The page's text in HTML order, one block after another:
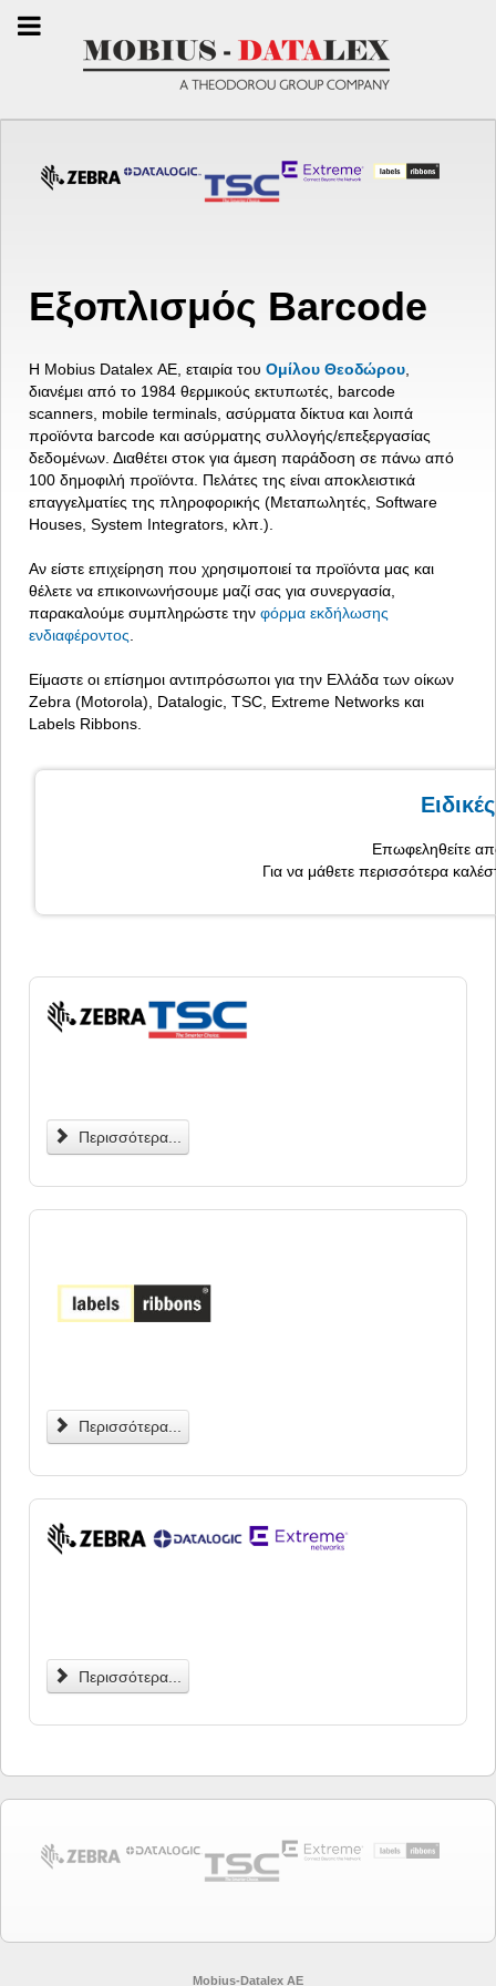
Εξοπλισμός Barcode
Η Mobius Datalex ΑΕ, εταιρία του Ομίλου Θεοδώρου,
διανέμει από το 1984 θερμικούς εκτυπωτές, barcode
scanners, mobile terminals, ασύρματα δίκτυα και λοιπά
προϊόντα barcode και ασύρματης συλλογής/επεξεργασίας
δεδομένων. Διαθέτει στοκ για άμεση παράδοση σε πάνω από
100 δημοφιλή προϊόντα. Πελάτες της είναι αποκλειστικά
επαγγελματίες της πληροφορικής (Μεταπωλητές, Software
Houses, System Integrators, κλπ.).
Αν είστε επιχείρηση που χρησιμοποιεί τα προϊόντα μας και
θέλετε να επικοινωνήσουμε μαζί σας για συνεργασία,
παρακαλούμε συμπληρώστε την φόρμα εκδήλωσης
ενδιαφέροντος.
Είμαστε οι επίσημοι αντιπρόσωποι για την Ελλάδα των οίκων
Zebra (Motorola), Datalogic, TSC, Extreme Networks και
Labels Ribbons.
Επωφεληθείτε
Για να μάθετε περισσότερα
Περισσότερα...
Περισσότερα...
Περισσότερα...
Mobius-Datalex ΑΕ